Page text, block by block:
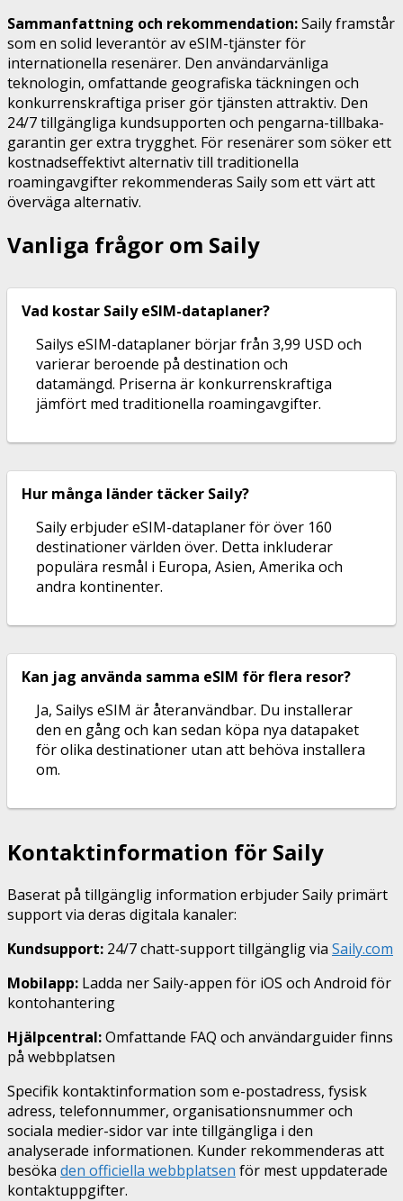
Sammanfattning och rekommendation:Saily framstår
som en solid leverantör av eSIM-tjänster för
internationella resenärer. Den användarvänliga
teknologin, omfattande geografiska täckningen och
konkurrenskraftiga priser gör tjänsten attraktiv. Den
24/7 tillgängliga kundsupporten och pengarna-tillbaka-
garantin ger extra trygghet. För resenärer som söker ett
kostnadseffektivt alternativ till traditionella
roamingavgifter rekommenderas Saily som ett värt att
överväga alternativ.
Vanliga frågor om Saily
Vad kostar Saily eSIM-dataplaner?
Sailys eSIM-dataplaner börjar från 3,99 USD och
varierar beroende på destination och
datamängd. Priserna är konkurrenskraftiga
jämfört med traditionella roamingavgifter.
Hur många länder täcker Saily?
Saily erbjuder eSIM-dataplaner för över 160
destinationer världen över. Detta inkluderar
populära resmål i Europa, Asien, Amerika och
andra kontinenter.
Kan jag använda samma eSIM för flera resor?
Ja, Sailys eSIM är återanvändbar. Du installerar
den en gång och kan sedan köpa nya datapaket
för olika destinationer utan att behöva installera
om.
Kontaktinformation för Saily
Baserat på tillgänglig information erbjuder Saily primärt
support via deras digitala kanaler:
Kundsupport: 24/7 chatt-support tillgänglig via Saily.com
Mobilapp: Ladda ner Saily-appen för iOS och Android för
kontohantering
Hjälpcentral:Omfattande FAQ och användarguider finns
på webbplatsen
Specifik kontaktinformation som e-postadress, fysisk
adress, telefonnummer, organisationsnummer och
sociala medier-sidor var inte tillgängliga i den
analyserade informationen. Kunder rekommenderas att
besöka den officiella webbplatsen för mest uppdaterade
kontaktuppgifter.